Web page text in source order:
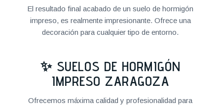
El resultado final acabado de un suelo de hormigón
impreso, es realmente impresionante. Ofrece una
decoración para cualquier tipo de entorno.
✨ SUELOS DE HORMIGÓN
IMPRESO ZARAGOZA
Ofrecemos máxima calidad y profesionalidad para